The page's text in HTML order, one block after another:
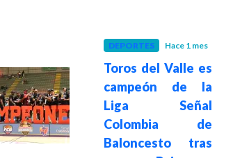
DEPORTES Hace 1 mes
Toros del Valle es
campeón de la
Liga Señal
Colombia de
Baloncesto tras